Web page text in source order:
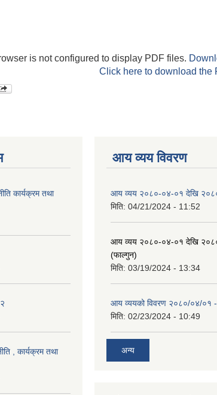
is not configured to display PDF files.
Click here to download the
कार्यक्रम तथा
, कार्यक्रम तथा
आय व्यय विवरण
आय व्यय २०८०-०४-०१ देखि
मिति: 04/21/2024 - 11:52
आय व्यय २०८०-०४-०१ देखि
(फाल्गुन)
मिति: 03/19/2024 - 13:34
आय व्ययको विवरण २०८०/०४/०१
मिति: 02/23/2024 - 10:49
अन्य